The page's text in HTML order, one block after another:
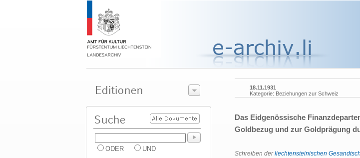
ODER UND
18.11.1931
Kategorie: Beziehungen zur Schweiz
Das Eidgenössische
Goldbezug und zur Goldprägung
Schreiben derliechtensteinischen